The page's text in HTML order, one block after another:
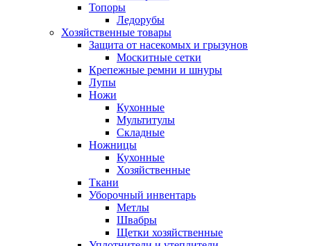
Топоры
Ледорубы
Хозяйственные товары
Защита от насекомых и грызунов
Москитные сетки
Крепежные ремни и шнуры
Лупы
Ножи
Кухонные
Мультитулы
Складные
Ножницы
Кухонные
Хозяйственные
Ткани
Уборочный инвентарь
Метлы
Швабры
Щетки хозяйственные